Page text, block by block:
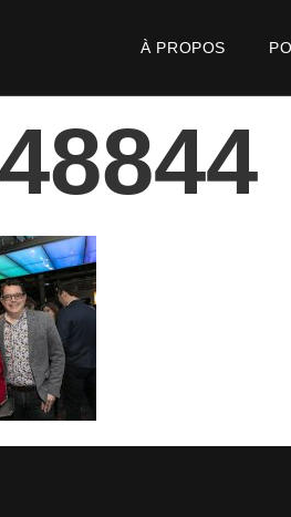
À PROPOS